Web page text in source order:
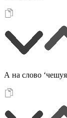
А на слово